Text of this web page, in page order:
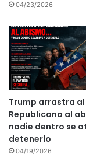
04/23/2026
Trump arrastra
Republicano al
nadie dentro se
detenerlo
04/19/2026